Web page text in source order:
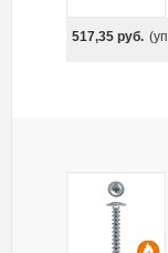
517,35руб.